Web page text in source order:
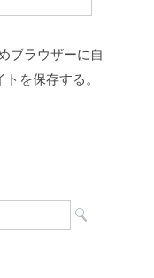
ブラウザーに自
を保存する。